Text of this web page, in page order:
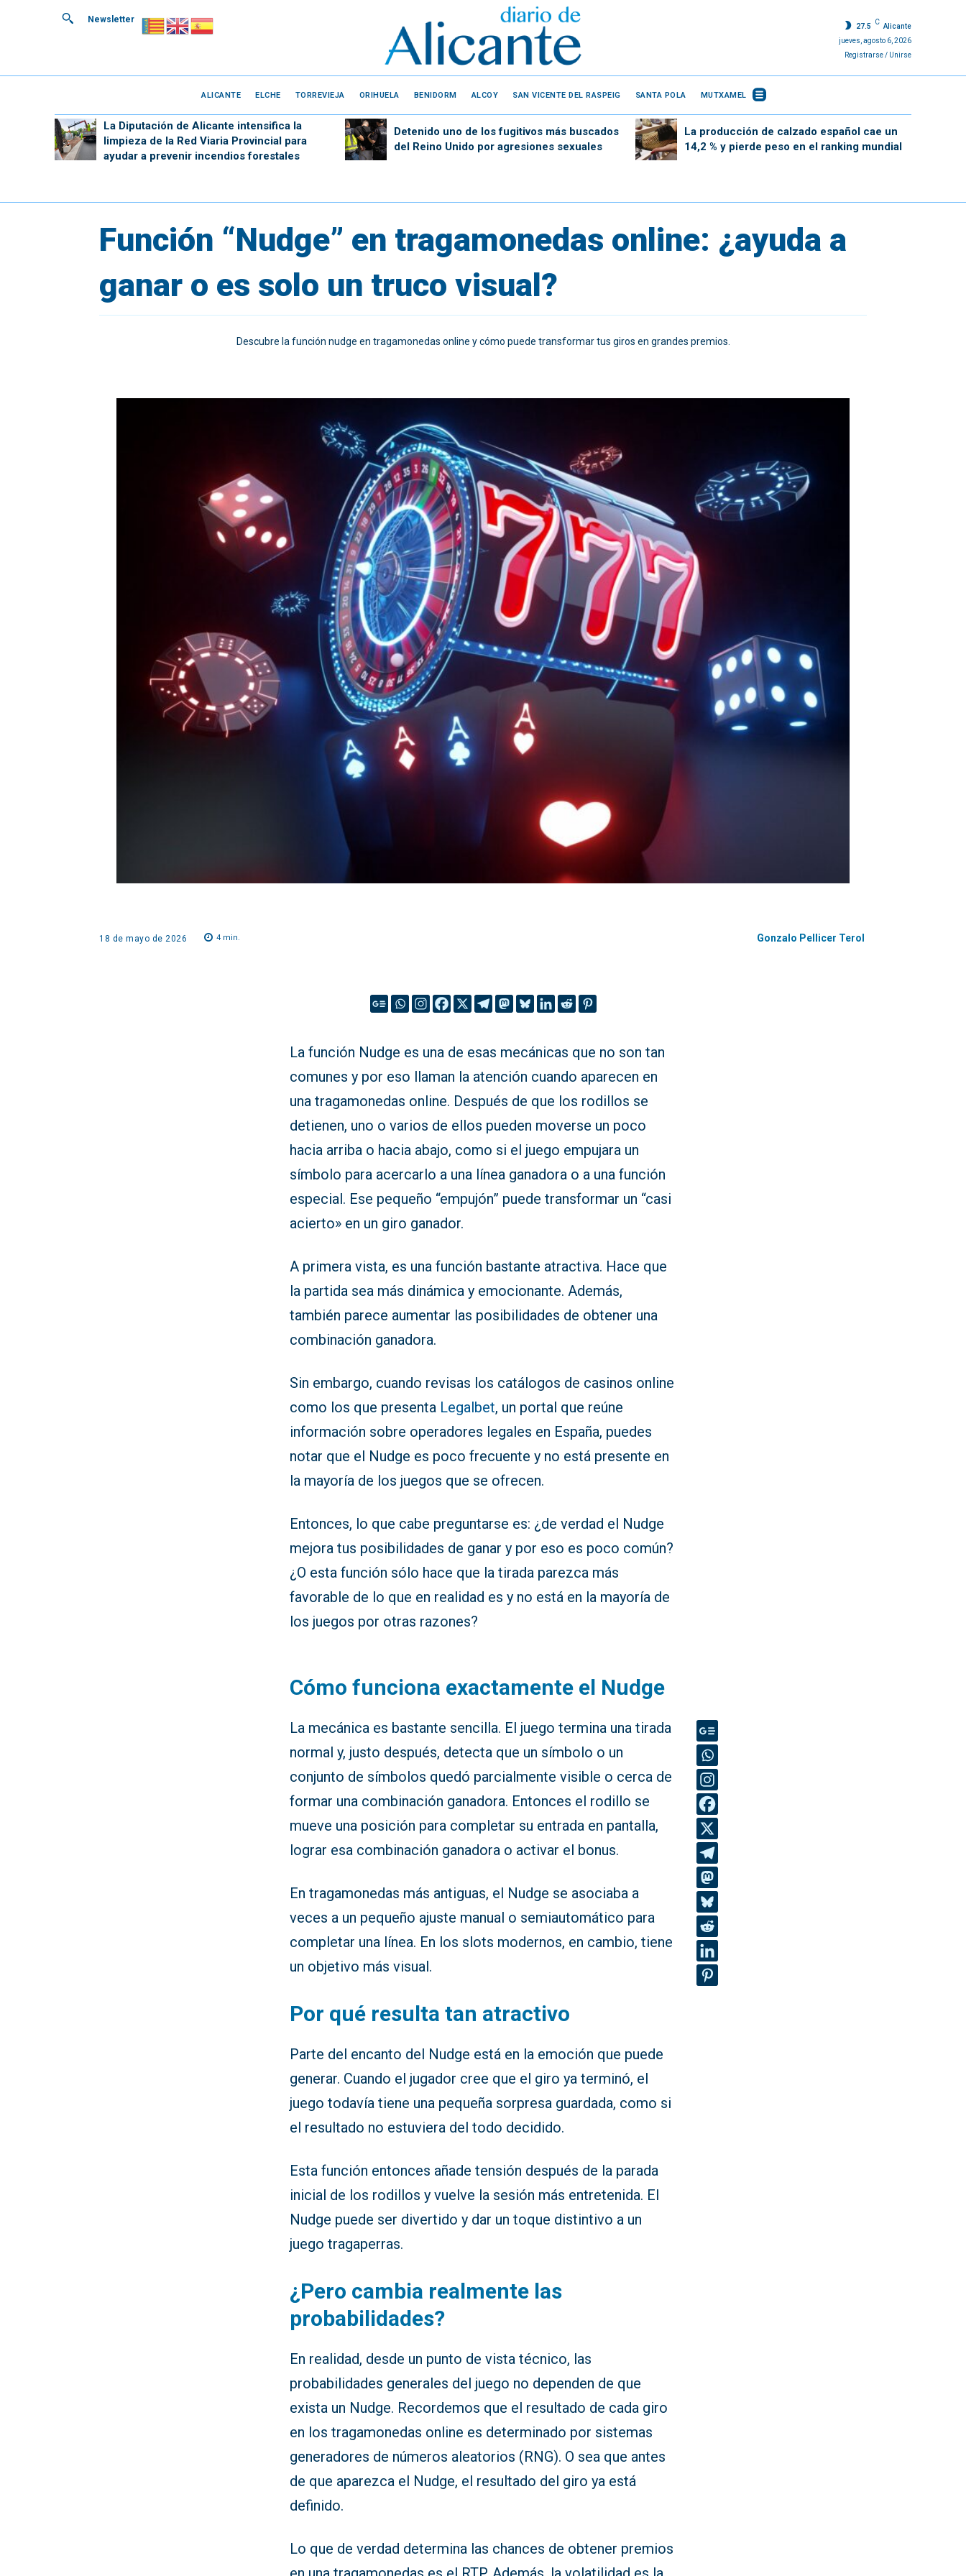
Newsletter
27.5
C
Alicante
jueves, agosto 6, 2026
Registrarse / Unirse
ALICANTE ELCHE TORREVIEJA ORIHUELA BENIDORM ALCOY SAN VICENTE DEL RASPEIG SANTA POLA MUTXAMEL
La Diputación de Alicante intensifica la
limpieza de la Red Viaria Provincial para
ayudar a prevenir incendios forestales
Detenido uno de los fugitivos más buscados
del Reino Unido por agresiones sexuales
La producción de calzado español cae un
14,2 % y pierde peso en el ranking mundial
Función “Nudge” en tragamonedas online: ¿ayuda a
ganar o es solo un truco visual?
Descubre la función nudge en tragamonedas online y cómo puede transformar tus giros en grandes premios.
18 de mayo de 2026 4 min. Gonzalo Pellicer Terol
La función Nudge es una de esas mecánicas que no son tan
comunes y por eso llaman la atención cuando aparecen en
una tragamonedas online. Después de que los rodillos se
detienen, uno o varios de ellos pueden moverse un poco
hacia arriba o hacia abajo, como si el juego empujara un
símbolo para acercarlo a una línea ganadora o a una función
especial. Ese pequeño “empujón” puede transformar un “casi
acierto» en un giro ganador.
A primera vista, es una función bastante atractiva. Hace que
la partida sea más dinámica y emocionante. Además,
también parece aumentar las posibilidades de obtener una
combinación ganadora.
Sin embargo, cuando revisas los catálogos de casinos online
como los que presenta Legalbet, un portal que reúne
información sobre operadores legales en España, puedes
notar que el Nudge es poco frecuente y no está presente en
la mayoría de los juegos que se ofrecen.
Entonces, lo que cabe preguntarse es: ¿de verdad el Nudge
mejora tus posibilidades de ganar y por eso es poco común?
¿O esta función sólo hace que la tirada parezca más
favorable de lo que en realidad es y no está en la mayoría de
los juegos por otras razones?
Cómo funciona exactamente el Nudge
La mecánica es bastante sencilla. El juego termina una tirada
normal y, justo después, detecta que un símbolo o un
conjunto de símbolos quedó parcialmente visible o cerca de
formar una combinación ganadora. Entonces el rodillo se
mueve una posición para completar su entrada en pantalla,
lograr esa combinación ganadora o activar el bonus.
En tragamonedas más antiguas, el Nudge se asociaba a
veces a un pequeño ajuste manual o semiautomático para
completar una línea. En los slots modernos, en cambio, tiene
un objetivo más visual.
Por qué resulta tan atractivo
Parte del encanto del Nudge está en la emoción que puede
generar. Cuando el jugador cree que el giro ya terminó, el
juego todavía tiene una pequeña sorpresa guardada, como si
el resultado no estuviera del todo decidido.
Esta función entonces añade tensión después de la parada
inicial de los rodillos y vuelve la sesión más entretenida. El
Nudge puede ser divertido y dar un toque distintivo a un
juego tragaperras.
¿Pero cambia realmente las
probabilidades?
En realidad, desde un punto de vista técnico, las
probabilidades generales del juego no dependen de que
exista un Nudge. Recordemos que el resultado de cada giro
en los tragamonedas online es determinado por sistemas
generadores de números aleatorios (RNG). O sea que antes
de que aparezca el Nudge, el resultado del giro ya está
definido.
Lo que de verdad determina las chances de obtener premios